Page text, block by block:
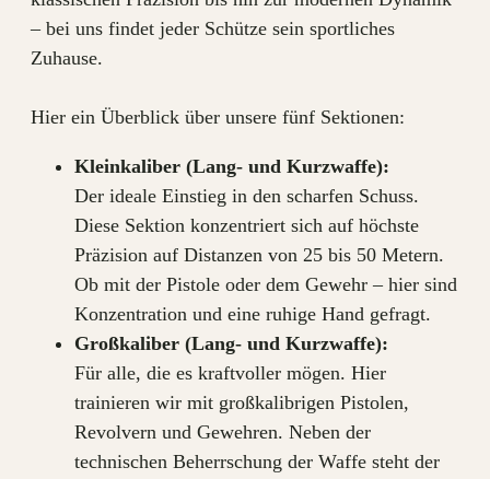
– bei uns findet jeder Schütze sein sportliches
Zuhause.
Hier ein Überblick über unsere fünf Sektionen:
Kleinkaliber (Lang- und Kurzwaffe):
Der ideale Einstieg in den scharfen Schuss.
Diese Sektion konzentriert sich auf höchste
Präzision auf Distanzen von 25 bis 50 Metern.
Ob mit der Pistole oder dem Gewehr – hier sind
Konzentration und eine ruhige Hand gefragt.
Großkaliber (Lang- und Kurzwaffe):
Für alle, die es kraftvoller mögen. Hier
trainieren wir mit großkalibrigen Pistolen,
Revolvern und Gewehren. Neben der
technischen Beherrschung der Waffe steht der